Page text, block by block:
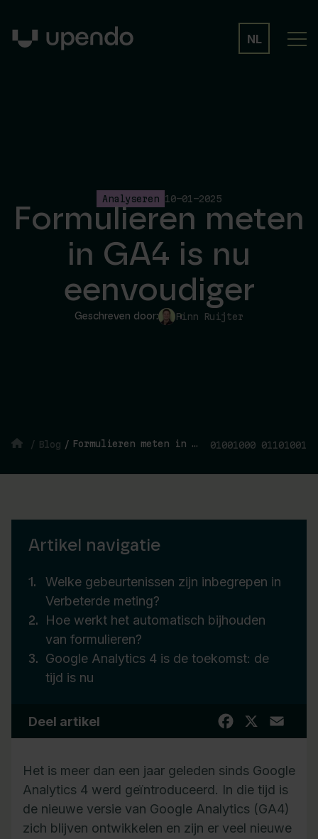
NL
Analyseren 10-01-2025
Formulieren meten
in GA4 is nu
eenvoudiger
Geschreven door: Finn Ruijter
/ Blog / Formulieren meten in GA4 is nu eenvoudiger 01001000 01101001
Artikel navigatie
Welke gebeurtenissen zijn inbegrepen in
Verbeterde meting?
Hoe werkt het automatisch bijhouden
van formulieren?
Google Analytics 4 is de toekomst: de
tijd is nu
Deel artikel Facebook
X Email
Het is meer dan een jaar geleden sinds Google
Analytics 4 werd geïntroduceerd. In die tijd is
de nieuwe versie van Google Analytics (GA4)
zich blijven ontwikkelen en zijn er veel nieuwe